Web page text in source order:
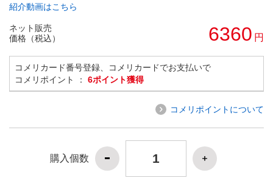
紹介動画はこちら
ネット販売
価格（税込）
6360 円
コメリカード番号登録、コメリカードでお支払いで
コメリポイント ： 6ポイント獲得
コメリポイントについて
購入個数